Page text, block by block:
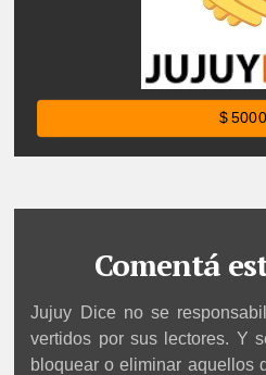
$ 5000
Comentá
Jujuy Dice no se
vertidos por sus lectores. Y
bloquear o eliminar aquellos